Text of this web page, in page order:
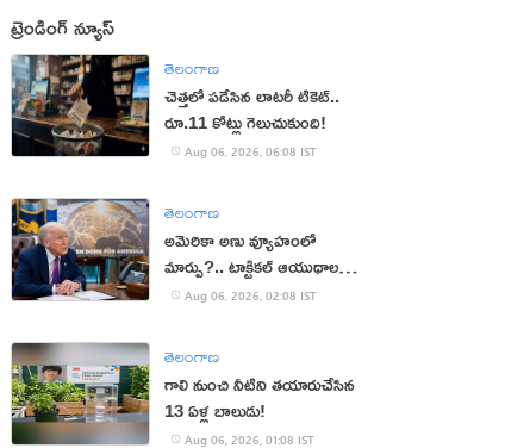
ట్రెండింగ్ న్యూస్
తెలంగాణ
చెత్తలో పడేసిన లాటరీ టికెట్..
రూ.11 కోట్లు గెలుచుకుంది!
Aug 06, 2026, 06:08 IST
తెలంగాణ
అమెరికా అణు వ్యూహంలో
మార్పు?.. టాక్టికల్ ఆయుధాలకు
ప్రాధాన్యం!
Aug 06, 2026, 02:08 IST
తెలంగాణ
గాలి నుంచి నీటిని తయారుచేసిన
13 ఏళ్ల బాలుడు!
Aug 06, 2026, 01:08 IST